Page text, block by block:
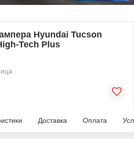
Hyundai Tucson
Tech Plus
Доставка Оплата